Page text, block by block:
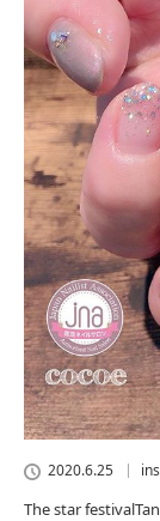
2020.6.25
The star